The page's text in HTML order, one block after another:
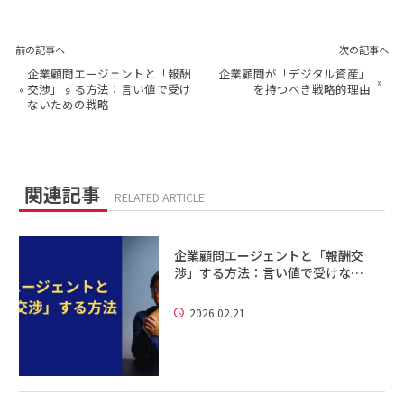
前の記事へ
«
企業顧問エージェントと「報酬
交渉」する方法：言い値で受け
ないための戦略
次の記事へ
企業顧問が「デジタル資産」
を持つべき戦略的理由 »
関連記事 RELATED ARTICLE
企業顧問エージェントと「報酬交
渉」する方法：言い値で受けな…
2026.02.21